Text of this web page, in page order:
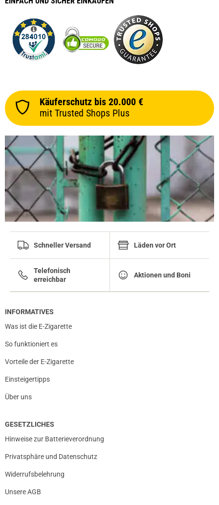
Käuferschutz bis 20.000 €
mit Trusted Shops Plus
Schneller Versand Läden vor Ort
Telefonisch
erreichbar
Aktionen und Boni
INFORMATIVES
Was ist die E-Zigarette
So funktioniert es
Vorteile der E-Zigarette
Einsteigertipps
Über uns
GESETZLICHES
Hinweise zur Batterieverordnung
Privatsphäre und Datenschutz
Widerrufsbelehrung
Unsere AGB